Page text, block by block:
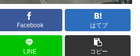
Facebook はてブ
LINE コピー